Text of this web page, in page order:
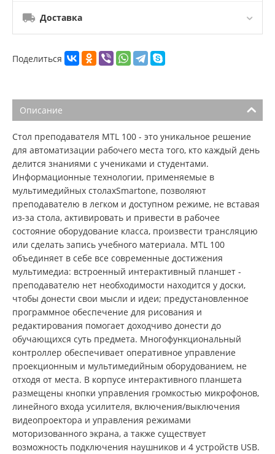
Доставка
Поделиться
Описание
Стол преподавателя MTL 100 - это уникальное решение
для автоматизации рабочего места того, кто каждый день
делится знаниями с учениками и студентами.
Информационные технологии, применяемые в
мультимедийных столахSmartone, позволяют
преподавателю в легком и доступном режиме, не вставая
из-за стола, активировать и привести в рабочее
состояние оборудование класса, произвести трансляцию
или сделать запись учебного материала. MTL 100
объединяет в себе все современные достижения
мультимедиа: встроенный интерактивный планшет -
преподавателю нет необходимости находится у доски,
чтобы донести свои мысли и идеи; предустановленное
программное обеспечение для рисования и
редактирования помогает доходчиво донести до
обучающихся суть предмета. Многофункциональный
контроллер обеспечивает оперативное управление
проекционным и мультимедийным оборудованием, не
отходя от места. В корпусе интерактивного планшета
размещены кнопки управления громкостью микрофонов,
линейного входа усилителя, включения/выключения
видеопроектора и управления режимами
моторизованного экрана, а также существует
возможность подключения наушников и 4 устройств USB.